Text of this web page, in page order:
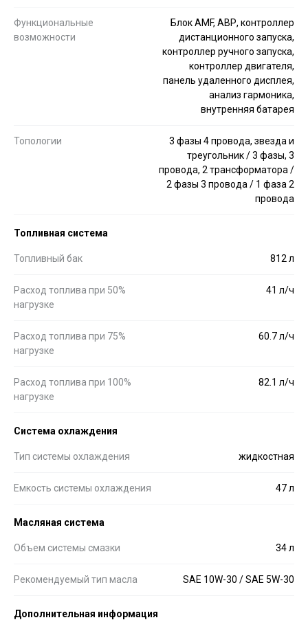
Функциональные
возможности
Блок AMF, АВР, контроллер
дистанционного запуска,
контроллер ручного запуска,
контроллер двигателя,
панель удаленного дисплея,
анализ гармоника,
внутренняя батарея
Топологии
3 фазы 4 провода, звезда и
треугольник / 3 фазы, 3
провода, 2 трансформатора /
2 фазы 3 провода / 1 фаза 2
провода
Топливная система
Топливный бак 812 л
Расход топлива при 50%
нагрузке
41 л/ч
Расход топлива при 75%
нагрузке
60.7 л/ч
Расход топлива при 100%
нагрузке
82.1 л/ч
Система охлаждения
Тип системы охлаждения жидкостная
Емкость системы охлаждения 47 л
Масляная система
Объем системы смазки 34 л
Рекомендуемый тип масла SAE 10W-30 / SAE 5W-30
Дополнительная информация